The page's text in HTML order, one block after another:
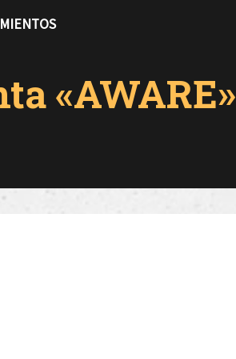
«AWARE»